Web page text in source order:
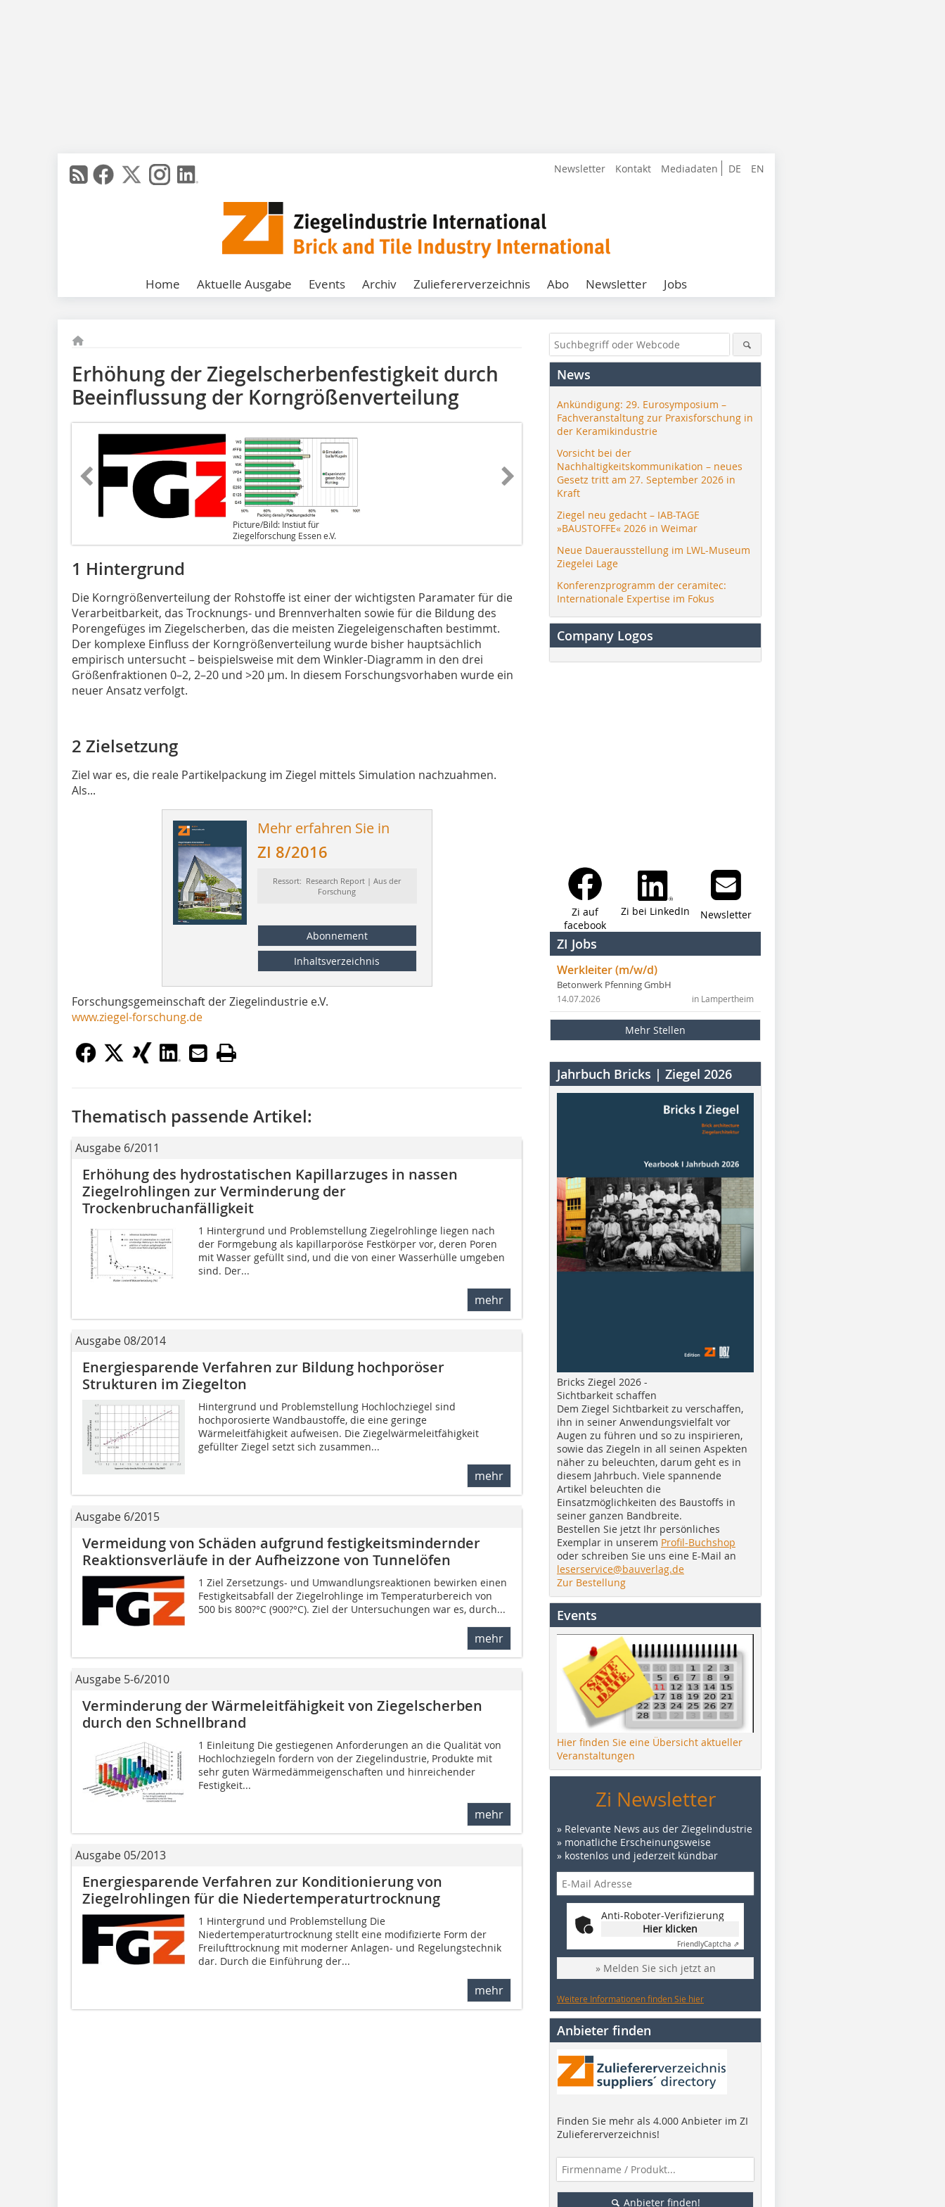
DE EN
Newsletter Kontakt Mediadaten
Home Aktuelle Ausgabe Events Archiv Zuliefererverzeichnis Abo Newsletter Jobs
Erhöhung der Ziegelscherbenfestigkeit durch
Beeinflussung der Korngrößenverteilung
Picture/Bild: Instiut für
Ziegelforschung Essen e.V.
1 Hintergrund
Die Korngrößenverteilung der Rohstoffe ist einer der wichtigsten Paramater für die
Verarbeitbarkeit, das Trocknungs- und Brennverhalten sowie für die Bildung des
Porengefüges im Ziegelscherben, das die meisten Ziegeleigenschaften bestimmt.
Der komplexe Einfluss der Korngrößenverteilung wurde bisher hauptsächlich
empirisch untersucht – beispielsweise mit dem Winkler-Diagramm in den drei
Größenfraktionen 0–2, 2–20 und >20 µm. In diesem Forschungsvorhaben wurde ein
neuer Ansatz verfolgt.
2 Zielsetzung
Ziel war es, die reale Partikelpackung im Ziegel mittels Simulation nachzuahmen.
Als...
Mehr erfahren Sie in
ZI 8/2016
Ressort: Research Report | Aus der
Forschung
Abonnement
Inhaltsverzeichnis
Forschungsgemeinschaft der Ziegelindustrie e.V.
www.ziegel-forschung.de
Thematisch passende Artikel:
Ausgabe 6/2011
Erhöhung des hydrostatischen Kapillarzuges in nassen
Ziegelrohlingen zur Verminderung der
Trockenbruchanfälligkeit
1 Hintergrund und Problemstellung Ziegelrohlinge liegen nach
der Formgebung als kapillarporöse Festkörper vor, deren Poren
mit Wasser gefüllt sind, und die von einer Wasserhülle umgeben
sind. Der...
mehr
Ausgabe 08/2014
Energiesparende Verfahren zur Bildung hochporöser
Strukturen im Ziegelton
Hintergrund und Problemstellung Hochlochziegel sind
hochporosierte Wandbaustoffe, die eine geringe
Wärmeleitfähigkeit aufweisen. Die Ziegelwärmeleitfähigkeit
gefüllter Ziegel setzt sich zusammen...
mehr
Ausgabe 6/2015
Vermeidung von Schäden aufgrund festigkeitsmindernder
Reaktionsverläufe in der Aufheizzone von Tunnelöfen
1 Ziel Zersetzungs- und Umwandlungsreaktionen bewirken einen
Festigkeitsabfall der Ziegelrohlinge im Temperaturbereich von
500 bis 800?°C (900?°C). Ziel der Untersuchungen war es, durch...
mehr
Ausgabe 5-6/2010
Verminderung der Wärmeleitfähigkeit von Ziegelscherben
durch den Schnellbrand
1 Einleitung Die gestiegenen Anforderungen an die Qualität von
Hochlochziegeln fordern von der Ziegelindustrie, Produkte mit
sehr guten Wärmedämmeigenschaften und hinreichender
Festigkeit...
mehr
Ausgabe 05/2013
Energiesparende Verfahren zur Konditionierung von
Ziegelrohlingen für die Niedertemperaturtrocknung­
1 Hintergrund und Problemstellung Die
Niedertemperaturtrocknung stellt eine modifizierte Form der
Freilufttrocknung mit moderner Anlagen- und Regelungstechnik
dar. Durch die Einführung der...
mehr
News
Ankündigung: 29. Eurosymposium –
Fachveranstaltung zur Praxisforschung in
der Keramikindustrie
Vorsicht bei der
Nachhaltigkeitskommunikation – neues
Gesetz tritt am 27. September 2026 in
Kraft
Ziegel neu gedacht – IAB-TAGE
»BAUSTOFFE« 2026 in Weimar
Neue Dauerausstellung im LWL-Museum
Ziegelei Lage
Konferenzprogramm der ceramitec:
Internationale Expertise im Fokus
Company Logos
Zi auf
facebook
Zi bei LinkedIn Newsletter
ZI Jobs
Werkleiter (m/w/d)
Betonwerk Pfenning GmbH
in Lampertheim
14.07.2026
Mehr Stellen
Jahrbuch Bricks | Ziegel 2026
Bricks Ziegel 2026 -
Sichtbarkeit schaffen
Dem Ziegel Sichtbarkeit zu verschaffen,
ihn in seiner Anwendungsvielfalt vor
Augen zu führen und so zu inspirieren,
sowie das Ziegeln in all seinen Aspekten
näher zu beleuchten, darum geht es in
diesem Jahrbuch. Viele spannende
Artikel beleuchten die
Einsatzmöglichkeiten des Baustoffs in
seiner ganzen Bandbreite.
Bestellen Sie jetzt Ihr persönliches
Exemplar in unserem Profil-Buchshop
oder schreiben Sie uns eine E-Mail an
leserservice@bauverlag.de
Zur Bestellung
Events
Hier finden Sie eine Übersicht aktueller
Veranstaltungen
Zi Newsletter
» Relevante News aus der Ziegelindustrie
» monatliche Erscheinungsweise
» kostenlos und jederzeit kündbar
Anti-Roboter-Verifizierung
Hier klicken
FriendlyCaptcha ⇗
» Melden Sie sich jetzt an
Weitere Informationen finden Sie hier
Anbieter finden
Finden Sie mehr als 4.000 Anbieter im ZI
Zuliefererverzeichnis!
Anbieter finden!